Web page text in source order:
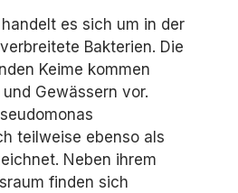
es sich um in der
Bakterien. Die
Keime kommen
Gewässern vor.
teilweise ebenso als
Neben ihrem
finden sich